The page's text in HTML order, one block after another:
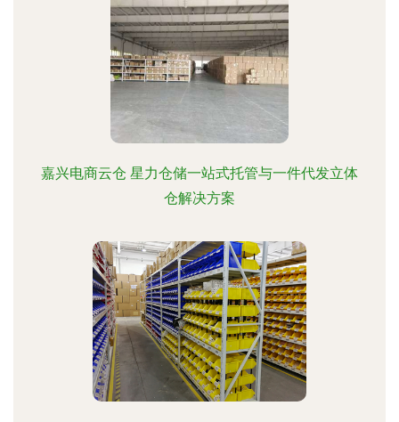
嘉兴电商云仓 星力仓储一站式托管与一件代发立体
仓解决方案